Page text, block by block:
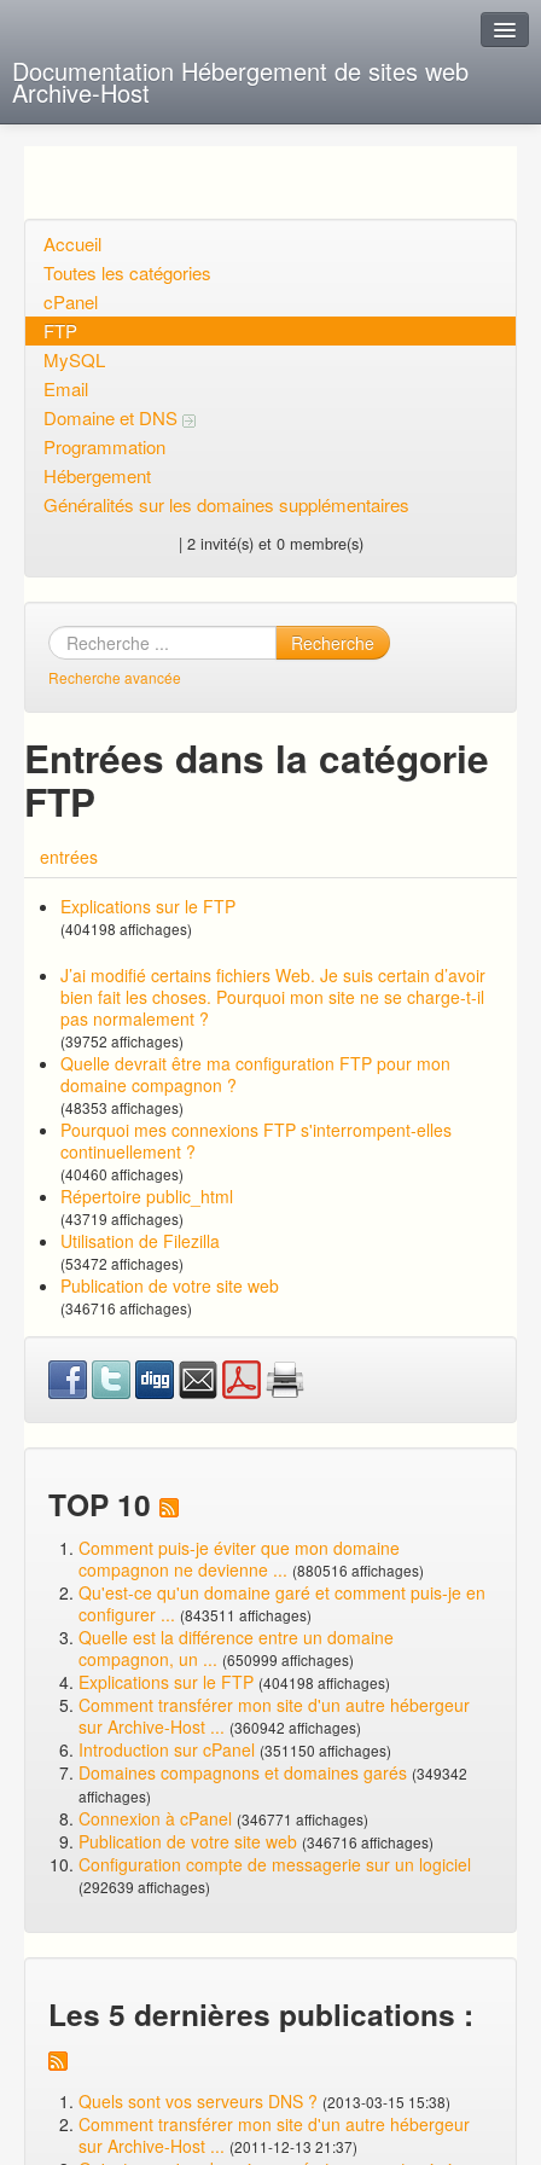
Documentation Hébergement de sites web
Archive-Host
Questions ouvertes
Voulez-vous vous inscrire?
Connexion
Accueil
Toutes les catégories
cPanel
FTP
MySQL
Email
Domaine et DNS
Programmation
Hébergement
Généralités sur les domaines supplémentaires
| 2 invité(s) et 0 membre(s)
Recherche
Recherche avancée
Entrées dans la catégorie
FTP
entrées
Explications sur le FTP
(404198 affichages)
J’ai modifié certains fichiers Web. Je suis certain d’avoir
bien fait les choses. Pourquoi mon site ne se charge-t-il
pas normalement ?
(39752 affichages)
Quelle devrait être ma configuration FTP pour mon
domaine compagnon ?
(48353 affichages)
Pourquoi mes connexions FTP s'interrompent-elles
continuellement ?
(40460 affichages)
Répertoire public_html
(43719 affichages)
Utilisation de Filezilla
(53472 affichages)
Publication de votre site web
(346716 affichages)
TOP 10
Comment puis-je éviter que mon domaine
compagnon ne devienne ... (880516 affichages)
Qu'est-ce qu'un domaine garé et comment puis-je en
configurer ... (843511 affichages)
Quelle est la différence entre un domaine
compagnon, un ... (650999 affichages)
Explications sur le FTP (404198 affichages)
Comment transférer mon site d'un autre hébergeur
sur Archive-Host ... (360942 affichages)
Introduction sur cPanel (351150 affichages)
Domaines compagnons et domaines garés (349342
affichages)
Connexion à cPanel (346771 affichages)
Publication de votre site web (346716 affichages)
Configuration compte de messagerie sur un logiciel
(292639 affichages)
Les 5 dernières publications :
Quels sont vos serveurs DNS ? (2013-03-15 15:38)
Comment transférer mon site d'un autre hébergeur
sur Archive-Host ... (2011-12-13 21:37)